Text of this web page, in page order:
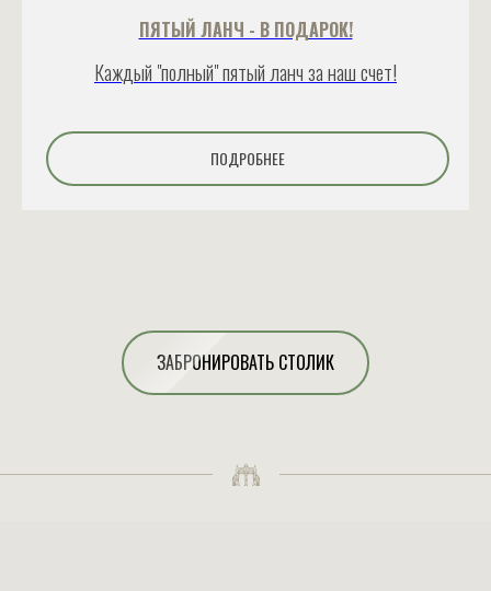
ПЯТЫЙ ЛАНЧ - В ПОДАРОК!
Каждый "полный" пятый ланч за наш счет!
ПОДРОБНЕЕ
ЗАБРОНИРОВАТЬ СТОЛИК